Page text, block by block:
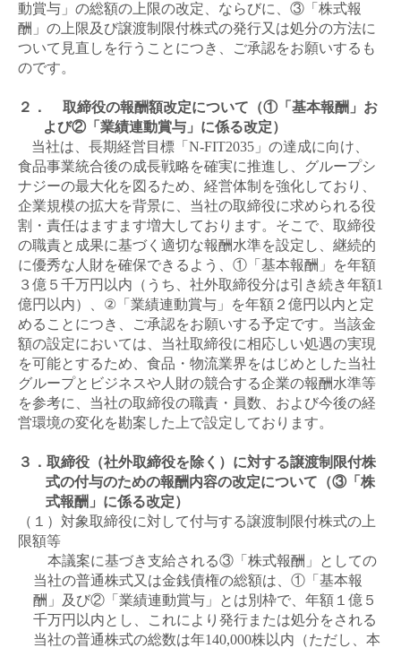
動賞与」の総額の上限の改定、ならびに、③「株式報
酬」の上限及び譲渡制限付株式の発行又は処分の方法に
ついて見直しを行うことにつき、ご承認をお願いするも
のです。
２．
取締役の報酬額改定について（①「基本報酬」お
よび②「業績連動賞与」に係る改定）
当社は、長期経営目標「N-FIT2035 」の達成に向け、
食品事業統合後の成長戦略を確実に推進し、グループシ
ナジーの最大化を図るため、経営体制を強化しており、
企業規模の拡大を背景に、当社の取締役に求められる役
割・責任はますます増大しております。そこで、取締役
の職責と成果に基づく適切な報酬水準を設定し、継続的
に優秀な人財を確保できるよう、①「基本報酬」を年額
３億５千万円以内（うち、社外取締役分は引き続き年額1
億円以内）、 ② 「業績連動賞与」を年額２億円以内と定
めることにつき、ご承認をお願いする予定です。 当該金
額の設定においては、当社取締役に相応しい処遇の実現
を可能とするため、食品・物流業界をはじめとした当社
グループとビジネスや人財の競合する企業の報酬水準等
を参考に、当社の取締役の職責・員数、および今後の経
営環境の変化を勘案した上で設定しております。
３．取締役（社外取締役を除く）に対する譲渡制限付株
式の付与のための報酬内容の改定について（③「株
式報酬」に係る改定）
（１）対象取締役に対して付与する譲渡制限付株式の上
限額等
本議案に基づき支給される③「株式報酬」としての
当社の普通株式又は金銭債権の総額は、①「基本報
酬」及び②「業績連動賞与」とは別枠で、年額１億５
千万円以内とし、これにより発行または処分をされる
当社の普通株式の総数は年140,000株以内（ただし、本